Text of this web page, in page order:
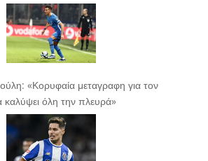
«Κορυφαία μεταγραφη για τον
όλη την πλευρά»